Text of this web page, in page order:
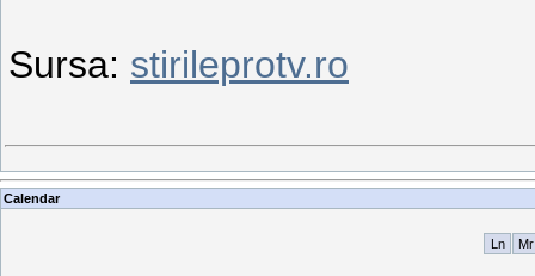
Sursa: stirileprotv.ro
Calendar
Ln Mr